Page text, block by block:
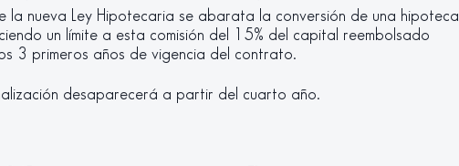
la nueva Ley Hipotecaria se abarata la conversión de una hipoteca
un límite a esta comisión del 15% del capital reembolsado
3 primeros años de vigencia del contrato.
desaparecerá a partir del cuarto año.